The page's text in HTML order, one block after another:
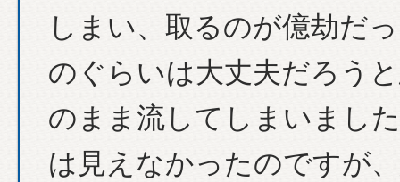
しまい、取るのが億劫だ
のぐらいは大丈夫だろう
のまま流してしまいまし
は見えなかったのですが